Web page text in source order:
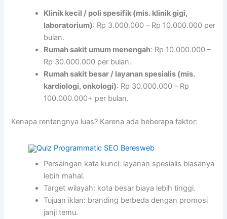
Klinik kecil / poli spesifik (mis. klinik gigi,
laboratorium): Rp 3.000.000 – Rp 10.000.000 per
bulan.
Rumah sakit umum menengah: Rp 10.000.000 –
Rp 30.000.000 per bulan.
Rumah sakit besar / layanan spesialis (mis.
kardiologi, onkologi): Rp 30.000.000 – Rp
100.000.000+ per bulan.
Kenapa rentangnya luas? Karena ada beberapa faktor:
Persaingan kata kunci: layanan spesialis biasanya
lebih mahal.
Target wilayah: kota besar biaya lebih tinggi.
Tujuan iklan: branding berbeda dengan promosi
janji temu.